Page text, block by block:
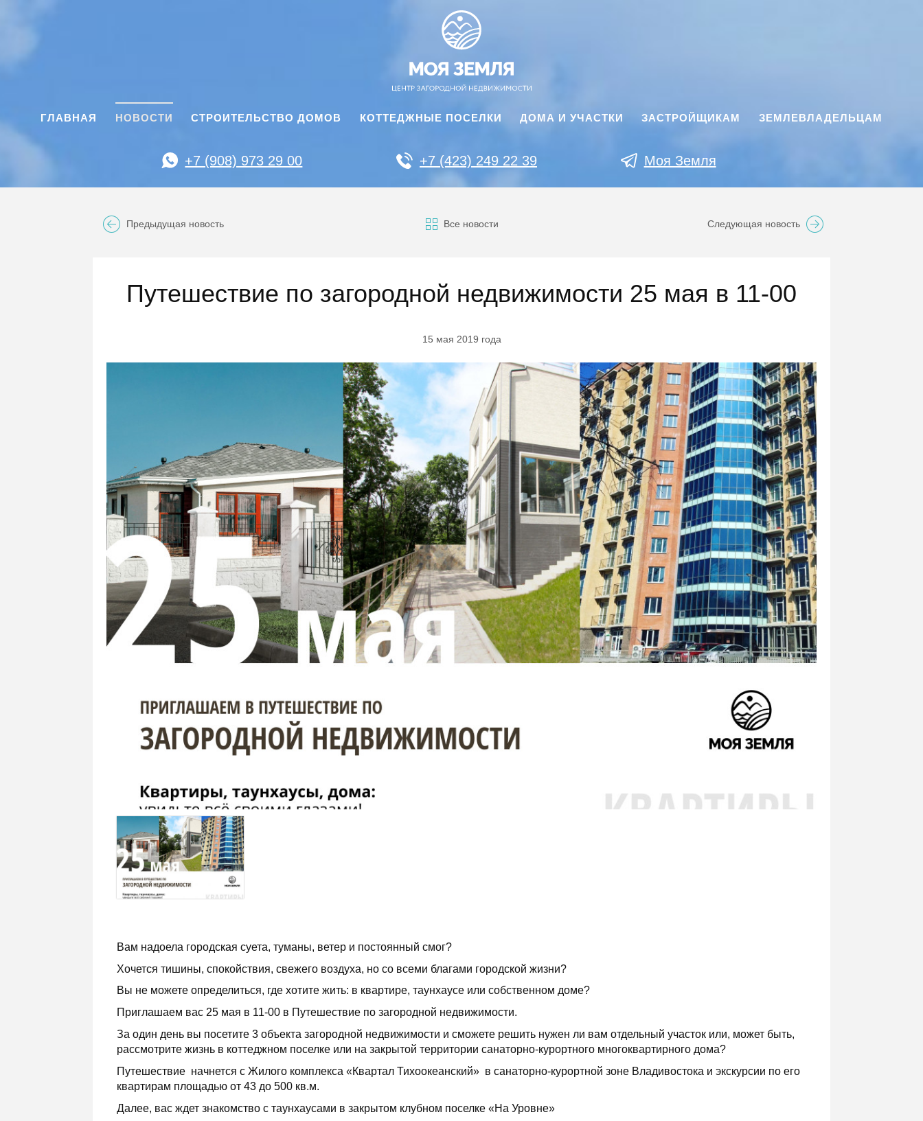
ГЛАВНАЯ НОВОСТИ СТРОИТЕЛЬСТВО ДОМОВ КОТТЕДЖНЫЕ ПОСЕЛКИ ДОМА И УЧАСТКИ ЗАСТРОЙЩИКАМ ЗЕМЛЕВЛАДЕЛЬЦАМ
+7 (908) 973 29 00 +7 (423) 249 22 39 Моя Земля
Предыдущая новость Все новости Следующая новость
Путешествие по загородной недвижимости 25 мая в 11-00
15 мая 2019 года
Вам надоела городская суета, туманы, ветер и постоянный смог?
Хочется тишины, спокойствия, свежего воздуха, но со всеми благами городской жизни?
Вы не можете определиться, где хотите жить: в квартире, таунхаусе или собственном доме?
Приглашаем вас 25 мая в 11-00 в Путешествие по загородной недвижимости.
За один день вы посетите 3 объекта загородной недвижимости и сможете решить нужен ли вам отдельный участок или, может быть,
рассмотрите жизнь в коттеджном поселке или на закрытой территории санаторно-курортного многоквартирного дома?
Путешествие начнется с Жилого комплекса «Квартал Тихоокеанский» в санаторно-курортной зоне Владивостока и экскурсии по его
квартирам площадью от 43 до 500 кв.м.
Далее, вас ждет знакомство с таунхаусами в закрытом клубном поселке «На Уровне»